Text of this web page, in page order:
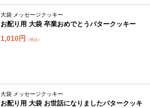
大袋 メッセージクッキー
お配り用 大袋 卒業おめでとうバタークッキー
1,010円 （税込）
大袋 メッセージクッキー
お配り用 大袋 お世話になりましたバタークッキ